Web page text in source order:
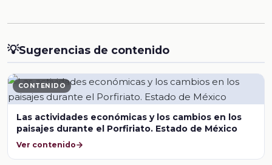
💡Sugerencias de contenido
CONTENIDO
Las actividades económicas y los cambios en los
paisajes durante el Porfiriato. Estado de México
Ver contenido